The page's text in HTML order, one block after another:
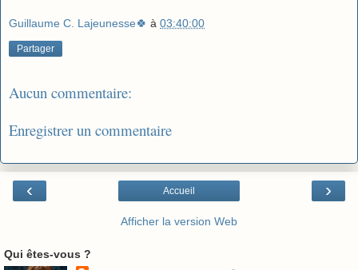
Guillaume C. Lajeunesse🍀 à 03:40:00
Partager
Aucun commentaire:
Enregistrer un commentaire
‹ ›
Accueil
Afficher la version Web
Qui êtes-vous ?